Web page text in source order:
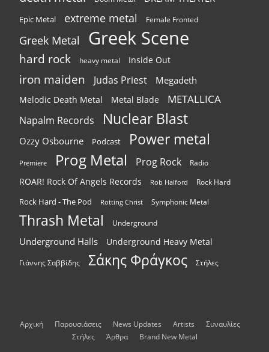
Epic Metal extreme metal Female Fronted
Greek Metal Greek Scene
hard rock heavy metal Inside Out
iron maiden Judas Priest Megadeth
Melodic Death Metal Metal Blade METALLICA
Napalm Records Nuclear Blast
Ozzy Osbourne Podcast Power metal
Premiere Prog Metal Prog Rock Radio
ROAR! Rock Of Angels Records Rob Halford Rock Hard
Rock Hard - The Pod Rotting Christ Symphonic Metal
Thrash Metal Underground
Underground Halls Underground Heavy Metal
Γιάννης Σαββίδης Σάκης Φράγκος Στήλες
Αρχική Παρουσιάσεις News Updates Artists
Συναυλίες
Στήλες
Άρθρα Brand New Metal